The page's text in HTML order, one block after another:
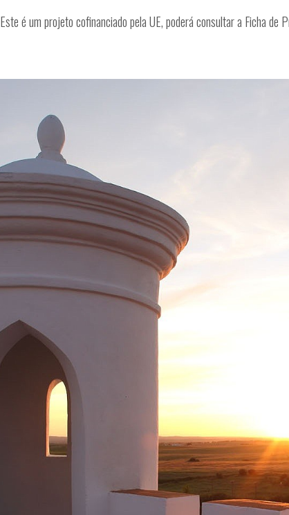
Este é um projeto cofinanciado pela UE, poderá consultar a Ficha de